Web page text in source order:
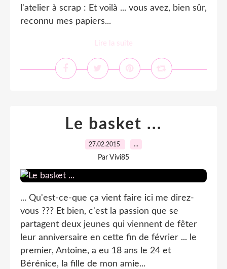
l'atelier à scrap : Et voilà ... vous avez, bien sûr,
reconnu mes papiers...
Lire la suite
Le basket ...
27.02.2015 …
Par Vivi85
... Qu'est-ce-que ça vient faire ici me direz-
vous ??? Et bien, c'est la passion que se
partagent deux jeunes qui viennent de fêter
leur anniversaire en cette fin de février ... le
premier, Antoine, a eu 18 ans le 24 et
Bérénice, la fille de mon amie...